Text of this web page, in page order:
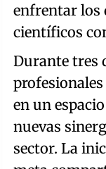
enfrentar los
científicos
Durante tres
en un
nuevas
sector. La